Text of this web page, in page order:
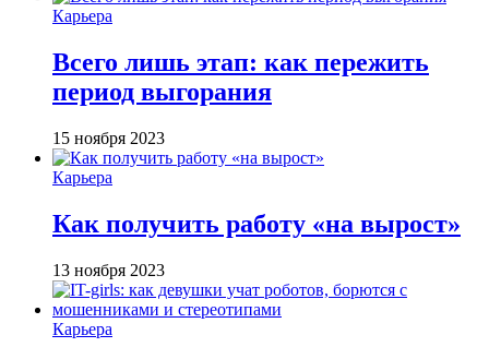
Карьера
Всего лишь этап: как пережить
период выгорания
15 ноября 2023
Карьера
Как получить работу «на вырост»
13 ноября 2023
Карьера